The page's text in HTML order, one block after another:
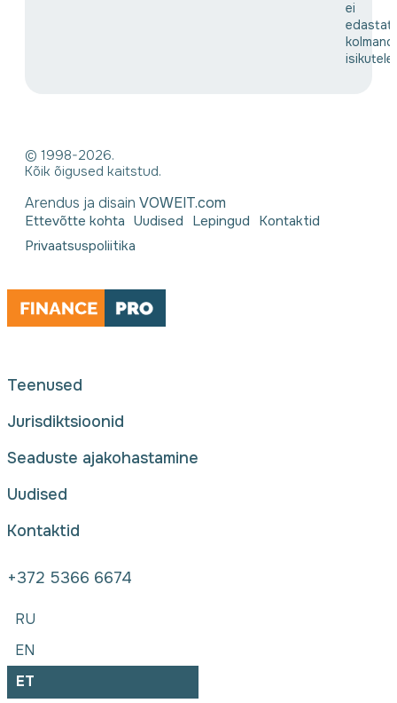
ei
isikutele
© 1998-2026.
Kõik õigused kaitstud.
Arendus ja disain VOWEIT.com
Ettevõtte kohta Uudised Lepingud Kontaktid
Privaatsuspoliitika
Teenused
Jurisdiktsioonid
Seaduste ajakohastamine
Uudised
Kontaktid
+372 5366 6674
RU
EN
ET